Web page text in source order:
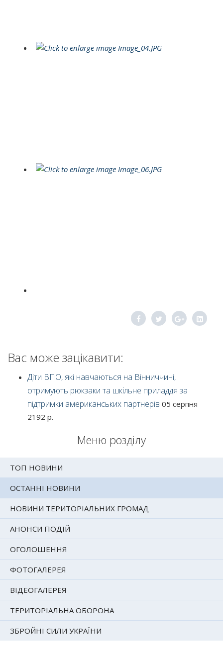
Меню розділу
ТОП НОВИНИ
ОСТАННІ НОВИНИ
НОВИНИ ТЕРИТОРІАЛЬНИХ ГРОМАД
АНОНСИ ПОДІЙ
ОГОЛОШЕННЯ
ФОТОГАЛЕРЕЯ
ВІДЕОГАЛЕРЕЯ
ТЕРИТОРІАЛЬНА ОБОРОНА
ЗБРОЙНІ СИЛИ УКРАЇНИ
Вас може зацікавити:
Діти ВПО, які навчаються на Вінниччині,
отримують рюкзаки та шкільне приладдя за
підтримки американських партнерів 05 серпня
2192 р.